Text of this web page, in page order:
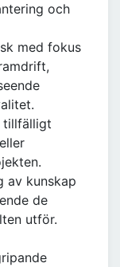
och
med fokus
tillfälligt
av kunskap
de
utför.